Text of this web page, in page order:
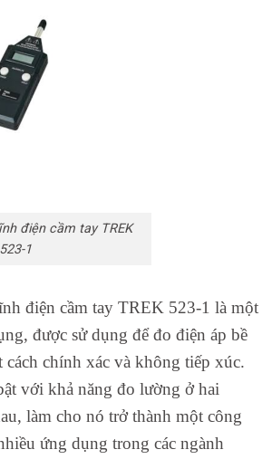
điện cầm tay TREK
523-1
điện cầm tay TREK 523-1 là một
được sử dụng để đo điện áp bề
chính xác và không tiếp xúc.
với khả năng đo lường ở hai
làm cho nó trở thành một công
ứng dụng trong các ngành